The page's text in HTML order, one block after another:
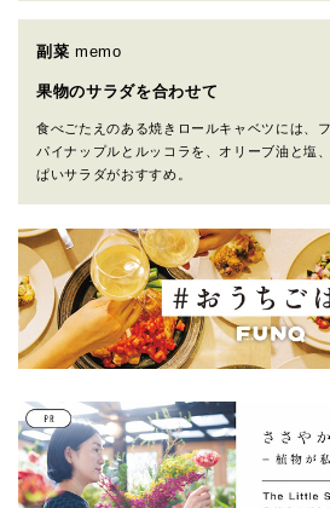
副菜 memo
果物のサラダを合わせて
食べごたえのある焼きロールキャベツには、
パイナップルとルッコラを、オリーブ油と塩
ぱいサラダがおすすめ。